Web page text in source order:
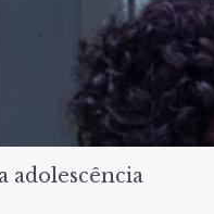
adolescência